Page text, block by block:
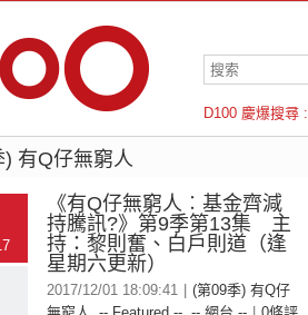
D100 慶爆搜尋 :
羅倫斯
) 有Q仔無窮人
《有Q仔無窮人︰基金齊減
持騰訊?》第9季第13集 主
持：黎則奮、白戶則道（逢
星期六更新）
2017/12/01 18:09:41
(第09季) 有Q仔